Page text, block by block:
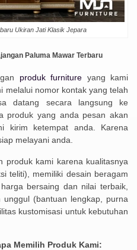
Ukiran Jati Klasik Jepara
Paluma Mawar Terbaru
produk furniture yang kami
melalui nomor kontak yang telah
datang secara langsung ke
produk yang anda pesan akan
kirim ketempat anda. Karena
melayani anda.
produk kami karena kualitasnya
teliti), memiliki desain beragam
bersaing dan nilai terbaik,
(bantuan lengkap, purna
kustomisasi untuk kebutuhan
Memilih Produk Kami: